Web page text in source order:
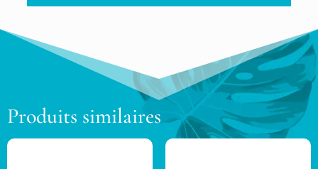
Produits similaires